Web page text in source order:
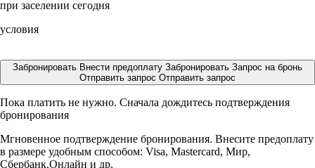
при заселении сегодня
условия
Забронировать Внести предоплату Забронировать Запрос на бронь
Отправить запрос Отправить запрос
Пока платить не нужно. Сначала дождитесь подтверждения
бронирования
Мгновенное подтверждение бронирования. Внесите предоплату
в размере удобным способом: Visa, Mastercard, Мир,
Сбербанк.Онлайн и др.